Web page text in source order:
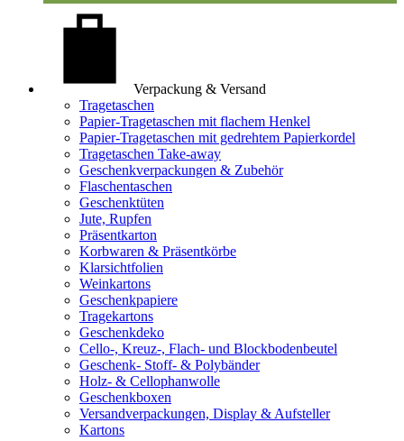
Verpackung & Versand
Tragetaschen
Papier-Tragetaschen mit flachem Henkel
Papier-Tragetaschen mit gedrehtem Papierkordel
Tragetaschen Take-away
Geschenkverpackungen & Zubehör
Flaschentaschen
Geschenktüten
Jute, Rupfen
Präsentkarton
Korbwaren & Präsentkörbe
Klarsichtfolien
Weinkartons
Geschenkpapiere
Tragekartons
Geschenkdeko
Cello-, Kreuz-, Flach- und Blockbodenbeutel
Geschenk- Stoff- & Polybänder
Holz- & Cellophanwolle
Geschenkboxen
Versandverpackungen, Display & Aufsteller
Kartons